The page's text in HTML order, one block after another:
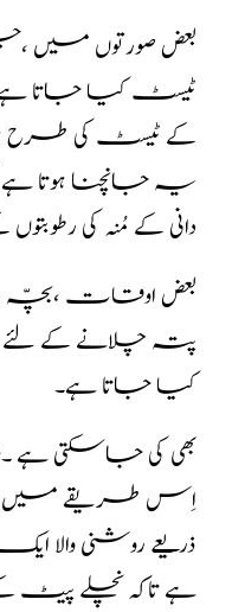
بعض صورتوں میں
ٹیسٹ کیا جاتا ہے
کے ٹیسٹ کی طرح
یہ جانچنا ہوتا
دانی کے مُنہ کی
بعض اوقات ،بچّہ
پتہ چلانے کے لئے
کیا جاتا ہے۔
اِس طریقے میں
ذریعے روشنی والا
ہے تاکہ نچلے پیٹ